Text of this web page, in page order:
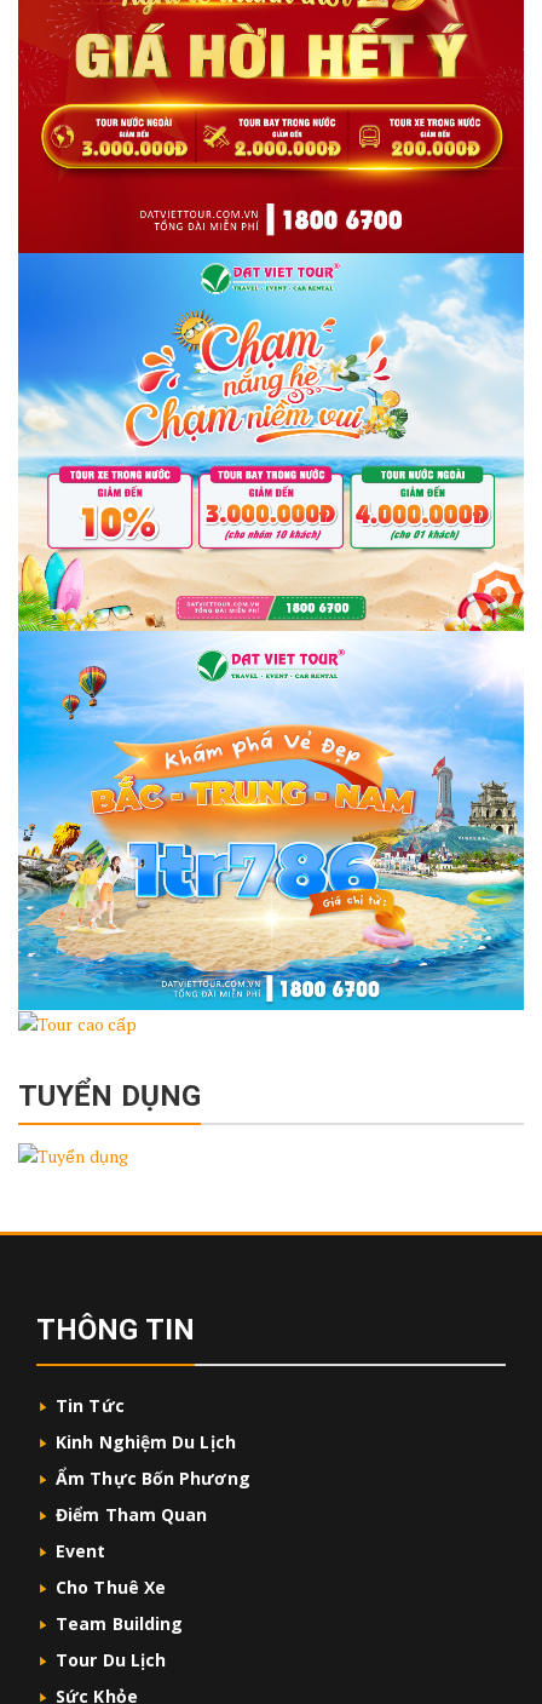
TUYỂN DỤNG
THÔNG TIN
Tin Tức
Kinh Nghiệm Du Lịch
Ẩm Thực Bốn Phương
Điểm Tham Quan
Event
Cho Thuê Xe
Team Building
Tour Du Lịch
Sức Khỏe